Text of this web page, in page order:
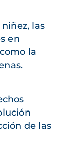
las
en
la
de las